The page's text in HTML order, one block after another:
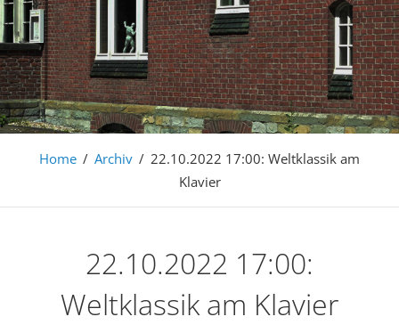
Home / Archiv / 22.10.2022 17:00: Weltklassik am
Klavier
22.10.2022 17:00:
Weltklassik am Klavier